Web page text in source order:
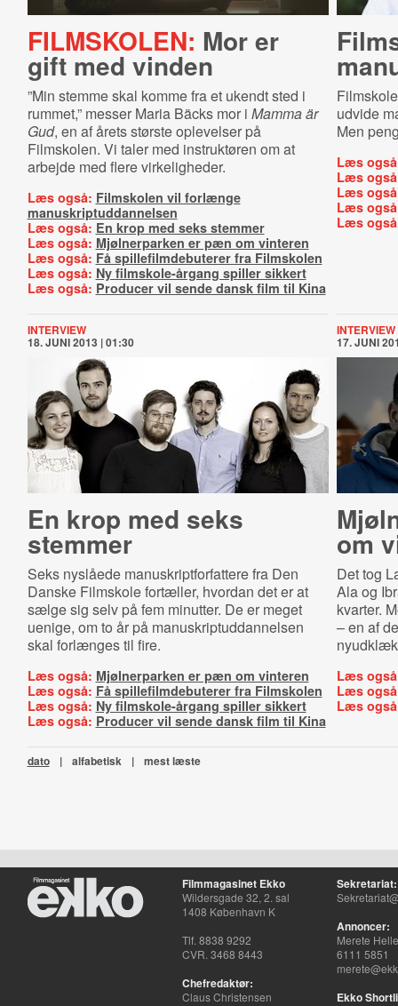
FILMSKOLEN: Mor er
gift med vinden
”Min stemme skal komme fra et ukendt sted i
rummet,” messer Maria Bäcks mor i Mamma är
Gud, en af årets største oplevelser på
Filmskolen. Vi taler med instruktøren om at
arbejde med flere virkeligheder.
Læs også: Filmskolen vil forlænge
manuskriptuddannelsen
Læs også: En krop med seks stemmer
Læs også: Mjølnerparken er pæn om vinteren
Læs også: Få spillefilmdebuterer fra Filmskolen
Læs også: Ny filmskole-årgang spiller sikkert
Læs også: Producer vil sende dansk film til Kina
udvide
Men
Læs
Læs
Læs
Læs
Læs
INTERVIEW
18. JUNI 2013 | 01:30
En krop med seks
stemmer
Seks nyslåede manuskriptforfattere fra Den
Danske Filmskole fortæller, hvordan det er at
sælge sig selv på fem minutter. De er meget
uenige, om to år på manuskriptuddannelsen
skal forlænges til fire.
Læs også: Mjølnerparken er pæn om vinteren
Læs også: Få spillefilmdebuterer fra Filmskolen
Læs også: Ny filmskole-årgang spiller sikkert
Læs også: Producer vil sende dansk film til Kina
INTERVIEW
17. JUNI
om
Det tog
Ala og
kvarter.
– en af
Læs
Læs
Læs
dato | alfabetisk | mest læste
Filmmagasinet Ekko
Wildersgade 32, 2. sal
1408 København K
Tlf. 8838 9292
CVR. 3468 8443
Chefredaktør:
Claus Christensen
Sekretariat:
Annoncer:
Merete
6111 5851
Ekko